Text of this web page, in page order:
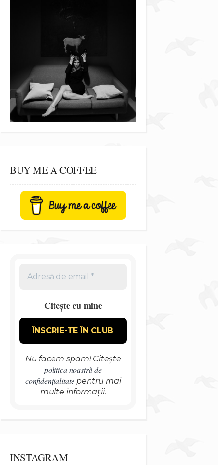
BUY ME A COFFEE
Citește cu mine
Nu facem spam! Citește
politica noastră de
confidențialitatepentru mai
multe informații.
INSTAGRAM